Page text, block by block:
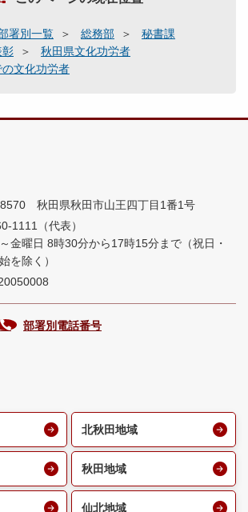
署別一覧 総務部
秘書課
彰
秋田県文化功労者
の文化功労者
秋田県秋田市山王四丁目1番1号
1111（代表）
金曜日 8時30分から17時15分まで （祝日・
を除く）
部署別電話番号
北秋田地域
秋田地域
仙北地域